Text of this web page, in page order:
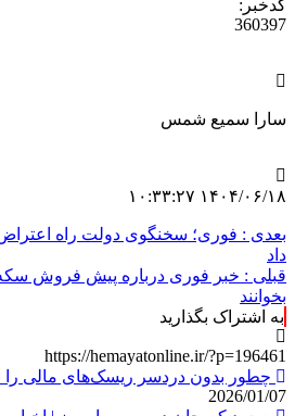
کدخبر:
360397
سارا سمیع شمس
۱۴۰۴/۰۶/۱۸ ۱۰:۳۳:۲۷
بعدی : فوری؛ سخنگوی دولت راه اعتراض
داد
قبلی : خبر فوری درباره پیش فروش سکه
بخوانند
به اشتراک بگذارید
https://hemayatonline.ir/?p=196461
چطور بدون دردسر ریسک‌های مالی را
2026/01/07